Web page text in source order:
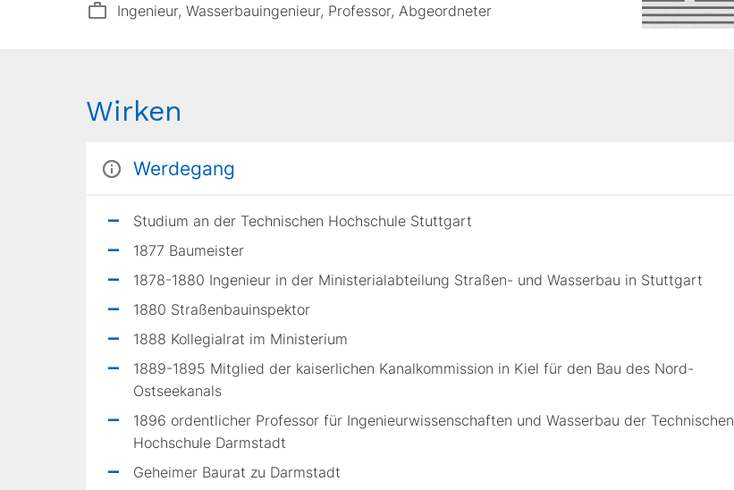
Ingenieur, Wasserbauingenieur, Professor, Abgeordneter
Wirken
Werdegang
Studium an der Technischen Hochschule Stuttgart
1877 Baumeister
1878-1880 Ingenieur in der Ministerialabteilung Straßen- und Wasserbau in Stuttgart
1880 Straßenbauinspektor
1888 Kollegialrat im Ministerium
1889-1895 Mitglied der kaiserlichen Kanalkommission in Kiel für den Bau des Nord-
Ostseekanals
1896 ordentlicher Professor für Ingenieurwissenschaften und Wasserbau der Technischen
Hochschule Darmstadt
Geheimer Baurat zu Darmstadt